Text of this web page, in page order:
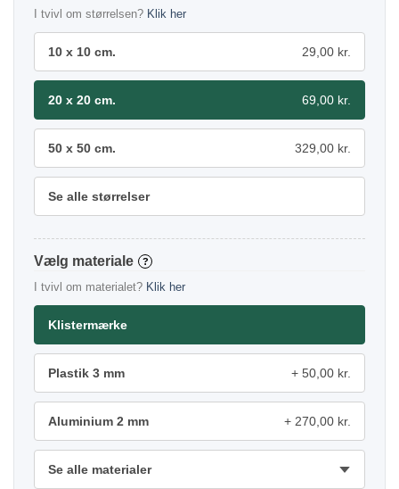
I tvivl om størrelsen? Klik her
10 x 10 cm. 29,00 kr.
20 x 20 cm. 69,00 kr.
50 x 50 cm. 329,00 kr.
Se alle størrelser
materiale ?
I tvivl om materialet? Klik her
Klistermærke
Plastik 3 mm 50,00 kr.
Aluminium 2 mm 270,00 kr.
Se alle materialer